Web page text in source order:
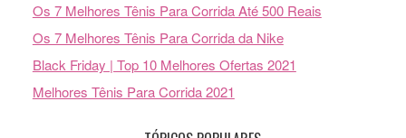
Os 7 Melhores Tênis Para Corrida Até 500 Reais
Os 7 Melhores Tênis Para Corrida da Nike
Black Friday | Top 10 Melhores Ofertas 2021
Melhores Tênis Para Corrida 2021